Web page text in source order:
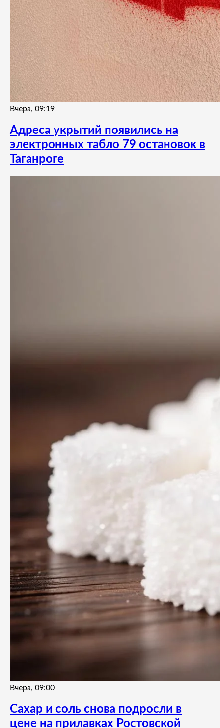
Вчера, 09:19
Адреса укрытий появились на
электронных табло 79 остановок в
Таганроге
Вчера, 09:00
Сахар и соль снова подросли в
цене на прилавках Ростовской